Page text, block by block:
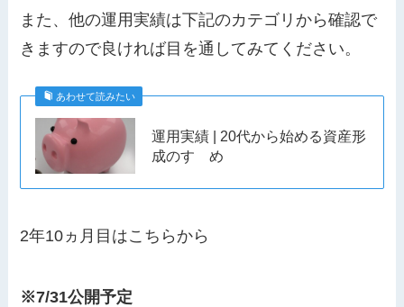
また、他の運用実績は下記のカテゴリから確認で
きますので良ければ目を通してみてください。
あわせて読みたい
運用実績 | 20代から始める資産形
成のすゝめ
2年10ヵ月目はこちらから
※7/31公開予定